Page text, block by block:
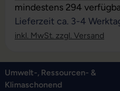
Durchschnittliche
mindestens 294
Lieferzeit ca. 3-4
inkl. MwSt. zzgl. Versand
Umwelt-, Ressourcen- &
Klimaschonend